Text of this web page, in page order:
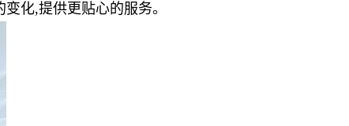
化,提供更贴心的服务。